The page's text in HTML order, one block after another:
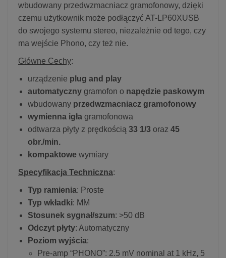
wbudowany przedwzmacniacz gramofonowy, dzięki
czemu użytkownik może podłączyć AT-LP60XUSB
do swojego systemu stereo, niezależnie od tego, czy
ma wejście Phono, czy też nie.
Główne Cechy:
urządzenie plug and play
automatyczny gramofon o napędzie paskowym
wbudowany przedwzmacniacz gramofonowy
wymienna igła gramofonowa
odtwarza płyty z prędkością 33 1/3 oraz 45
obr./min.
kompaktowe wymiary
Specyfikacja Techniczna:
Typ ramienia: Proste
Typ wkładki: MM
Stosunek sygnał/szum: >50 dB
Odczyt płyty: Automatyczny
Poziom wyjścia:
Pre-amp “PHONO”: 2.5 mV nominal at 1 kHz, 5